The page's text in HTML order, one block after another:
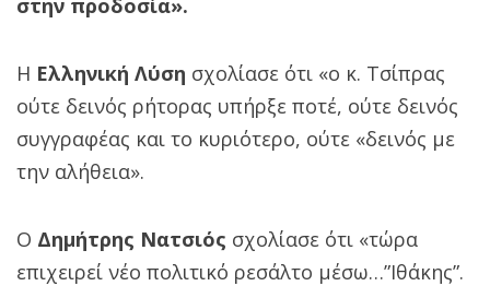
Η Ελληνική Λύση σχολίασε ότι «ο κ. Τσίπρας
ούτε δεινός ρήτορας υπήρξε ποτέ, ούτε δεινός
συγγραφέας και το κυριότερο, ούτε «δεινός με
την αλήθεια».
Ο Δημήτρης Νατσιός σχολίασε ότι «τώρα
επιχειρεί νέο πολιτικό ρεσάλτο μέσω…”Ιθάκης”.